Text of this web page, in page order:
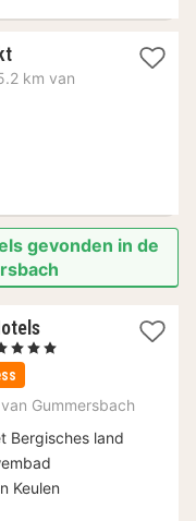
1
nacht
km van
gevonden in de
Sterren
Gummersbach
Bergisches land
Keulen